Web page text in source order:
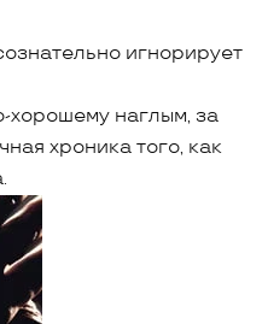
игнорирует
наглым, за
хроника того, как